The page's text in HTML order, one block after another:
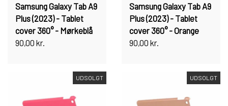
Samsung Galaxy Tab A9
Plus (2023) - Tablet
cover 360° - Mørkeblå
90,00 kr.
Samsung Galaxy Tab A9
Plus (2023) - Tablet
cover 360° - Orange
90,00 kr.
UDSOLGT UDSOLGT